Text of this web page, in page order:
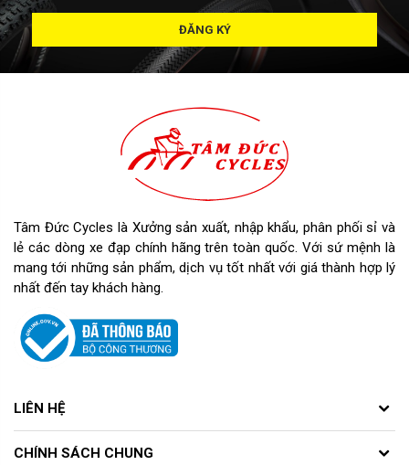
ĐĂNG KÝ
Tâm Đức Cycles là Xưởng sản xuất, nhập khẩu, phân phối sỉ và
lẻ các dòng xe đạp chính hãng trên toàn quốc. Với sứ mệnh là
mang tới những sản phẩm, dịch vụ tốt nhất với giá thành hợp lý
nhất đến tay khách hàng.
LIÊN HỆ
CHÍNH SÁCH CHUNG